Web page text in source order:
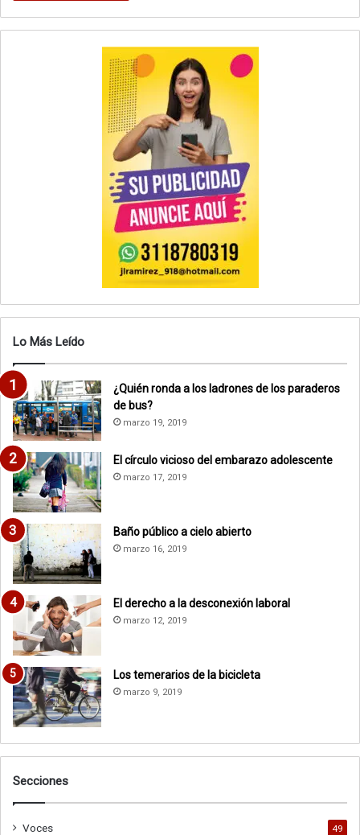
Lo Más Leído
¿Quién ronda a los ladrones de los paraderos
de bus?
marzo 19, 2019
El círculo vicioso del embarazo adolescente
marzo 17, 2019
Baño público a cielo abierto
marzo 16, 2019
El derecho a la desconexión laboral
marzo 12, 2019
Los temerarios de la bicicleta
marzo 9, 2019
Secciones
Voces 49